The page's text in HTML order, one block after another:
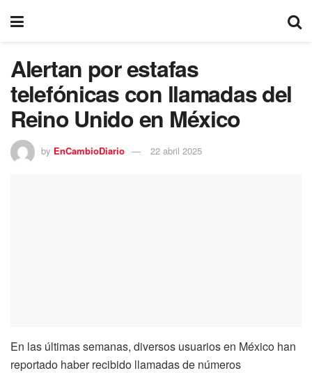
Alertan por estafas
telefónicas con llamadas del
Reino Unido en México
by EnCambioDiario 22 abril 2025
En las últimas semanas, diversos usuarios en México han
reportado haber recibido llamadas de números